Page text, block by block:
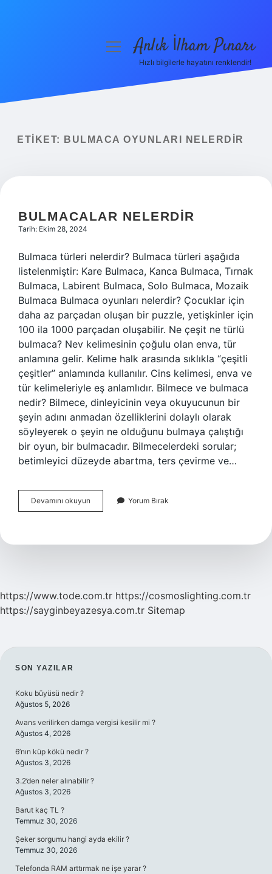
Yasal Uyarı
menüyüAnlık İlham Pınarı
Hızlı bilgilerle hayatını renklendir!
ETIKET: BULMACA OYUNLARI NELERDIR
BULMACALAR NELERDIR
Tarih: Ekim 28, 2024
Bulmaca türleri nelerdir? Bulmaca türleri aşağıda
listelenmiştir: Kare Bulmaca, Kanca Bulmaca, Tırnak
Bulmaca, Labirent Bulmaca, Solo Bulmaca, Mozaik
Bulmaca Bulmaca oyunları nelerdir? Çocuklar için
daha az parçadan oluşan bir puzzle, yetişkinler için
100 ila 1000 parçadan oluşabilir. Ne çeşit ne türlü
bulmaca? Nev kelimesinin çoğulu olan enva, tür
anlamına gelir. Kelime halk arasında sıklıkla “çeşitli
çeşitler” anlamında kullanılır. Cins kelimesi, enva ve
tür kelimeleriyle eş anlamlıdır. Bilmece ve bulmaca
nedir? Bilmece, dinleyicinin veya okuyucunun bir
şeyin adını anmadan özelliklerini dolaylı olarak
söyleyerek o şeyin ne olduğunu bulmaya çalıştığı
bir oyun, bir bulmacadır. Bilmecelerdeki sorular;
betimleyici düzeyde abartma, ters çevirme ve…
Devamını okuyun Bulmacalar
Nelerdir
Yorum Bırak
https://www.tode.com.tr https://cosmoslighting.com.tr
https://sayginbeyazesya.com.tr Sitemap
SIDEBAR
SON YAZILAR
Koku büyüsü nedir ?
Ağustos 5, 2026
Avans verilirken damga vergisi kesilir mi ?
Ağustos 4, 2026
6’nın küp kökü nedir ?
Ağustos 3, 2026
3.2’den neler alınabilir ?
Ağustos 3, 2026
Barut kaç TL ?
Temmuz 30, 2026
Şeker sorgumu hangi ayda ekilir ?
Temmuz 30, 2026
Telefonda RAM arttırmak ne işe yarar ?